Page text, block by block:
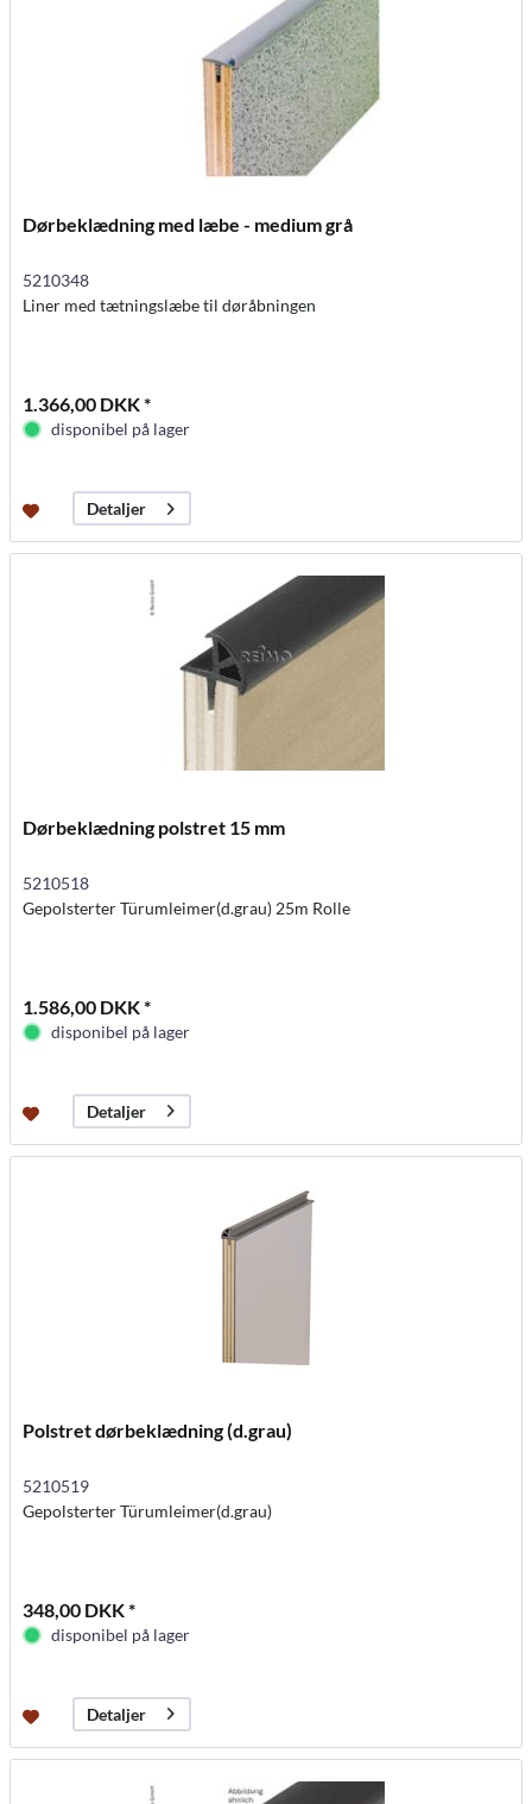
Dørbeklædning med læbe - medium grå
5210348
Liner med tætningslæbe til døråbningen
1.366,00 DKK *
disponibel på lager
Detaljer
Dørbeklædning polstret 15 mm
5210518
Gepolsterter Türumleimer(d.grau) 25m Rolle
1.586,00 DKK *
disponibel på lager
Detaljer
Polstret dørbeklædning (d.grau)
5210519
Gepolsterter Türumleimer(d.grau)
348,00 DKK *
disponibel på lager
Detaljer